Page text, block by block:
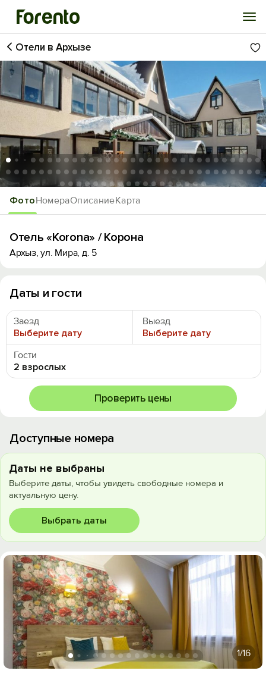
Войти
Избранное
История просмотра
Добавить свой объект
ФотоНомераОписаниеКарта
Отели в Архызе
1/80
Отель «Korona» / Корона
Архыз, ул. Мира, д. 5
Даты и гости
Заезд
Выберите дату
Выезд
Выберите дату
Гости
2 взрослых
Проверить цены
Доступные номера
Даты не выбраны
Выберите даты, чтобы увидеть свободные номера и
актуальную цену.
Выбрать даты
1/16